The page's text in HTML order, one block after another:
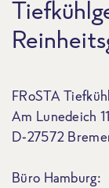
FRoSTA
Am Lunedeich
D-27572
Büro Hamburg: